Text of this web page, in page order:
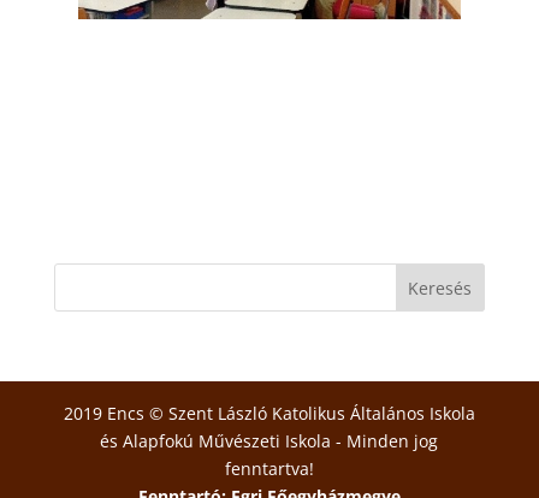
2019 Encs © Szent László Katolikus Általános Iskola
és Alapfokú Művészeti Iskola - Minden jog
fenntartva!